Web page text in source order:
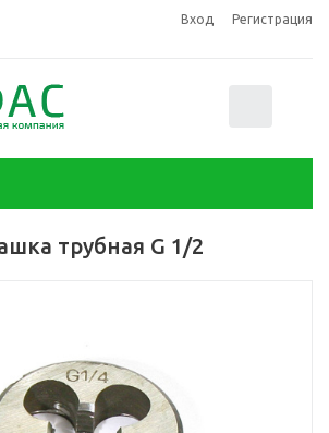
Вход Регистрация
трубная G 1/2